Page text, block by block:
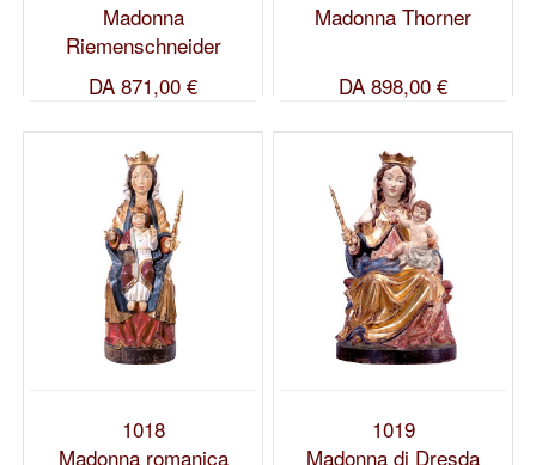
Madonna
Riemenschneider
DA 871,00 €
Madonna Thorner
DA 898,00 €
1018
Madonna romanica
1019
Madonna di Dresda